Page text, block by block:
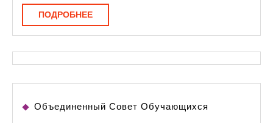
ПОДРОБНЕЕПОДРОБНЕЕ
Объединенный Совет Обучающихся